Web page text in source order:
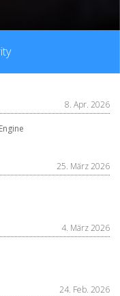
8. Apr. 2026
25. März 2026
4. März 2026
24. Feb. 2026